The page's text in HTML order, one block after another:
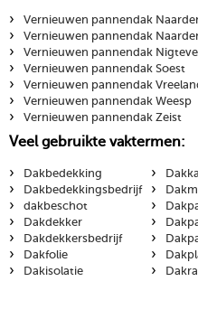
› Vernieuwen pannendak
› Vernieuwen pannendak
› Vernieuwen pannendak
› Vernieuwen pannendak Soest
› Vernieuwen pannendak
› Vernieuwen pannendak Weesp
› Vernieuwen pannendak Zeist
Veel gebruikte vaktermen:
›
Dakbedekking
› Dakbedekkingsbedrijf
› dakbeschot
› Dakdekker
› Dakdekkersbedrijf
› Dakfolie
› Dakisolatie
›
›
›
›
›
›
›